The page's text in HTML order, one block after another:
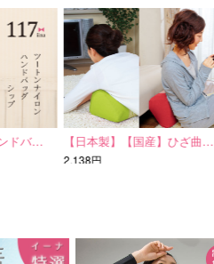
ドバ… 【日本製】【国産】ひざ曲…
2,138円